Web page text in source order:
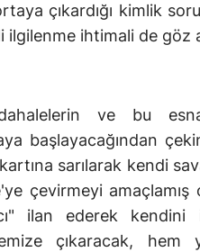
çıkardığı kimlik
ihtimali de göz
ve bu
başlayacağından
sarılarak kendi
çevirmeyi amaçlamış
ilan ederek kendini
çıkaracak, hem